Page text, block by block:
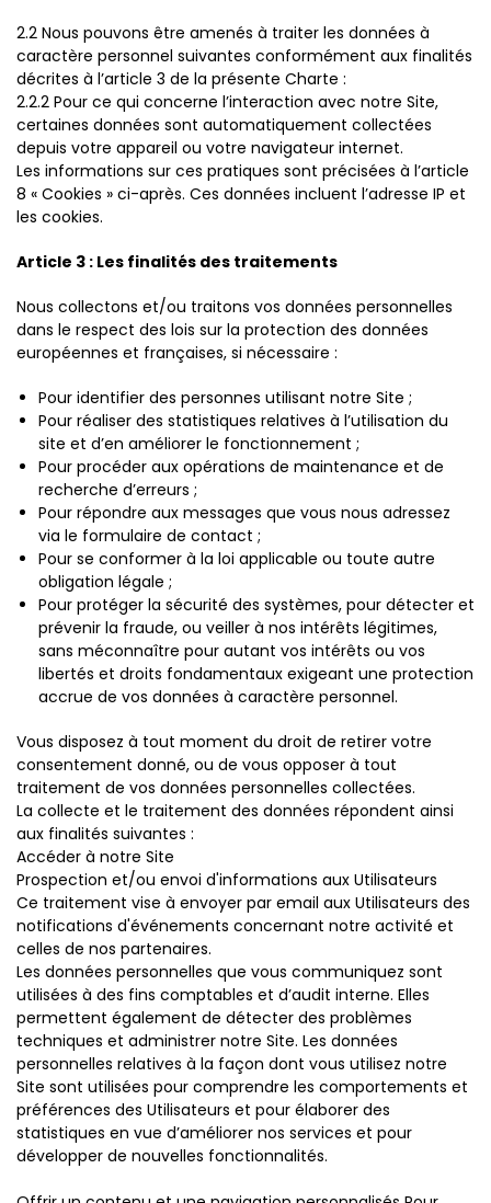
2.2 Nous pouvons être amenés à traiter les données à
caractère personnel suivantes conformément aux finalités
décrites à l’article 3 de la présente Charte :
2.2.2 Pour ce qui concerne l’interaction avec notre Site,
certaines données sont automatiquement collectées
depuis votre appareil ou votre navigateur internet.
Les informations sur ces pratiques sont précisées à l’article
8 « Cookies » ci-après. Ces données incluent l’adresse IP et
les cookies.
Article 3 : Les finalités des traitements
Nous collectons et/ou traitons vos données personnelles
dans le respect des lois sur la protection des données
européennes et françaises, si nécessaire :
Pour identifier des personnes utilisant notre Site ;
Pour réaliser des statistiques relatives à l’utilisation du
site et d’en améliorer le fonctionnement ;
Pour procéder aux opérations de maintenance et de
recherche d’erreurs ;
Pour répondre aux messages que vous nous adressez
via le formulaire de contact ;
Pour se conformer à la loi applicable ou toute autre
obligation légale ;
Pour protéger la sécurité des systèmes, pour détecter et
prévenir la fraude, ou veiller à nos intérêts légitimes,
sans méconnaître pour autant vos intérêts ou vos
libertés et droits fondamentaux exigeant une protection
accrue de vos données à caractère personnel.
Vous disposez à tout moment du droit de retirer votre
consentement donné, ou de vous opposer à tout
traitement de vos données personnelles collectées.
La collecte et le traitement des données répondent ainsi
aux finalités suivantes :
Accéder à notre Site
Prospection et/ou envoi d'informations aux Utilisateurs
Ce traitement vise à envoyer par email aux Utilisateurs des
notifications d'événements concernant notre activité et
celles de nos partenaires.
Les données personnelles que vous communiquez sont
utilisées à des fins comptables et d’audit interne. Elles
permettent également de détecter des problèmes
techniques et administrer notre Site. Les données
personnelles relatives à la façon dont vous utilisez notre
Site sont utilisées pour comprendre les comportements et
préférences des Utilisateurs et pour élaborer des
statistiques en vue d’améliorer nos services et pour
développer de nouvelles fonctionnalités.